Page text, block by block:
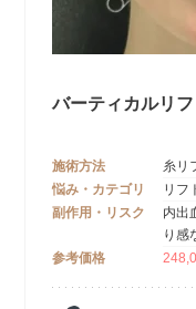
バーティカルリフ
施術方法
糸リ
悩み・カテゴリ
リフ
副作用・リスク
内出
り感
参考価格